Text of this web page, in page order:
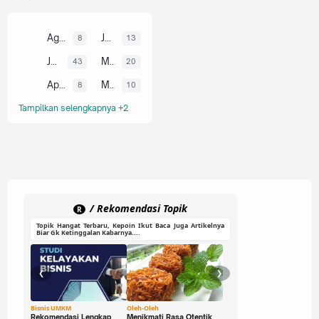
8 13
43 20
8 10
Tampilkan selengkapnya +2
R / Rekomendasi Topik
Topik Hangat Terbaru, Kepoin Ikut Baca Juga Artikelnya
Biar Gk Ketinggalan Kabarnya....
Bisnis UMKM
Rekomendasi Lengkap
Oleh-Oleh
Menikmati Rasa Otentik
❮ ❯